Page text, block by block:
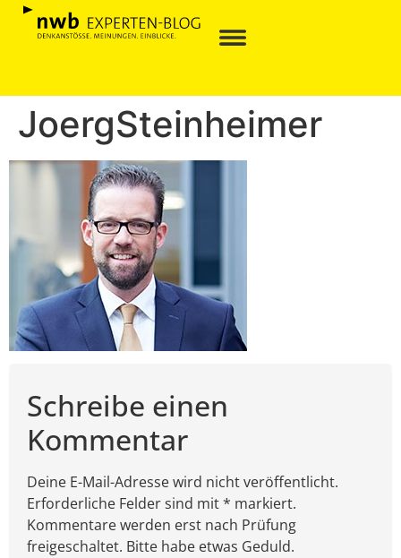
JoergSteinheimer
Schreibe einen
Kommentar
Deine E-Mail-Adresse wird nicht veröffentlicht.
Erforderliche Felder sind mit * markiert.
Kommentare werden erst nach Prüfung
freigeschaltet. Bitte habe etwas Geduld.